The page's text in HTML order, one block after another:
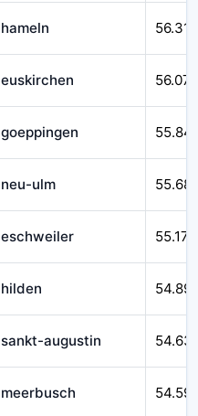
hameln 56.310
euskirchen 56.077
goeppingen
neu-ulm
eschweiler 55.171
hilden
sankt-augustin 54.631
meerbusch